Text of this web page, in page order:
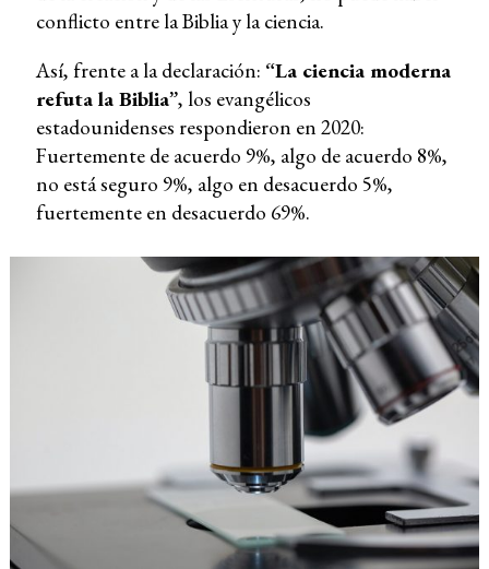
conflicto entre la Biblia y la ciencia.
Así, frente a la declaración: “La ciencia moderna
refuta la Biblia”, los evangélicos
estadounidenses respondieron en 2020:
Fuertemente de acuerdo 9%, algo de acuerdo 8%,
no está seguro 9%, algo en desacuerdo 5%,
fuertemente en desacuerdo 69%.